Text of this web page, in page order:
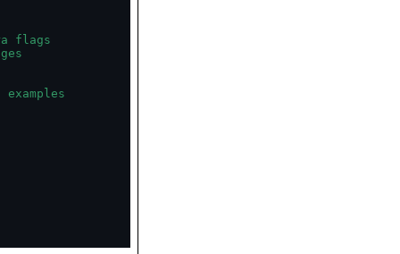
flags